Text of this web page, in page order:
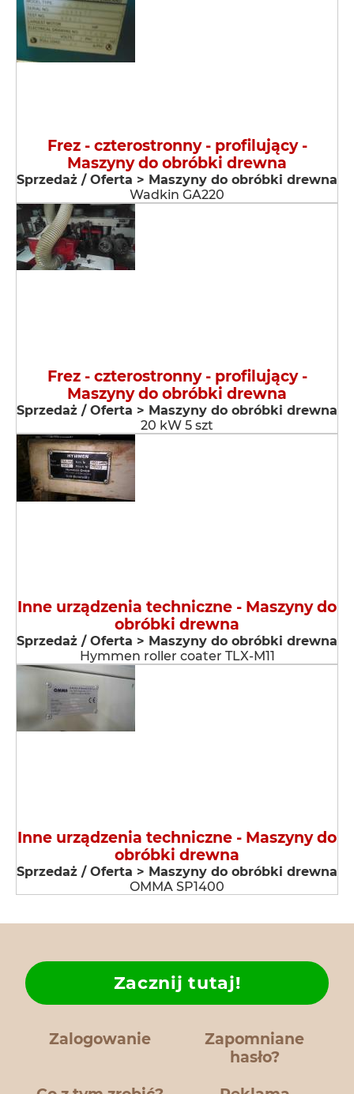
Frez - czterostronny - profilujący -
Maszyny do obróbki drewna
Sprzedaż / Oferta > Maszyny do obróbki drewna
Wadkin GA220
Frez - czterostronny - profilujący -
Maszyny do obróbki drewna
Sprzedaż / Oferta > Maszyny do obróbki drewna
20 kW 5 szt
Inne urządzenia techniczne - Maszyny do
obróbki drewna
Sprzedaż / Oferta > Maszyny do obróbki drewna
Hymmen roller coater TLX-M11
Inne urządzenia techniczne - Maszyny do
obróbki drewna
Sprzedaż / Oferta > Maszyny do obróbki drewna
OMMA SP1400
Zalogowanie
Zapomniane
hasło?
Zacznij tutaj!